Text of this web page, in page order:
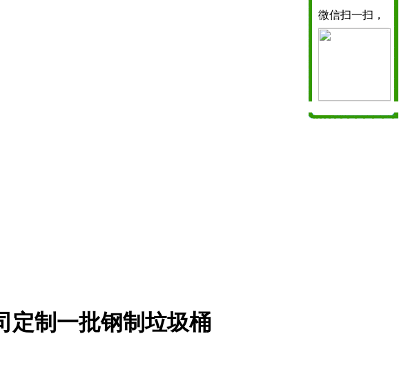
定制一批钢制垃圾桶
微信扫一扫，
咨询!